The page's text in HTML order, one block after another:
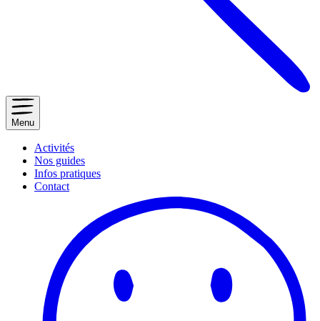
Menu
Activités
Nos guides
Infos pratiques
Contact